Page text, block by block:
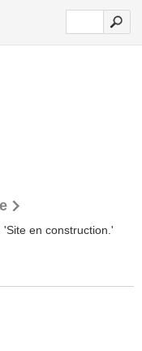
'Site en construction.'